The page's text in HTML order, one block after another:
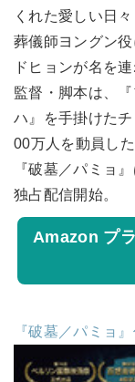
くれた愛しい日
葬儀師ヨングン
ドヒョンが名を連
監督・脚本は、
ハ』を手掛けた
00万人を動員し
『破墓／パミョ
独占配信開始。
Amazon プ
『破墓／パミョ